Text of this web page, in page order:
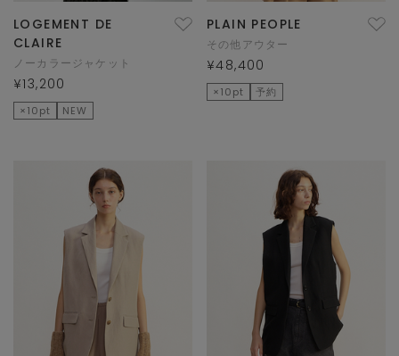
LOGEMENT DE
CLAIRE
ノーカラージャケット
¥13,200
×10pt NEW
PLAIN PEOPLE
その他アウター
¥48,400
×10pt 予約